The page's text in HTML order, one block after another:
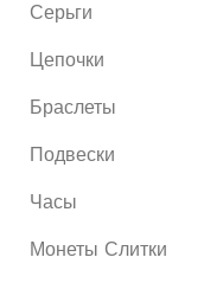
Серьги
Цепочки
Браслеты
Подвески
Часы
Монеты Слитки